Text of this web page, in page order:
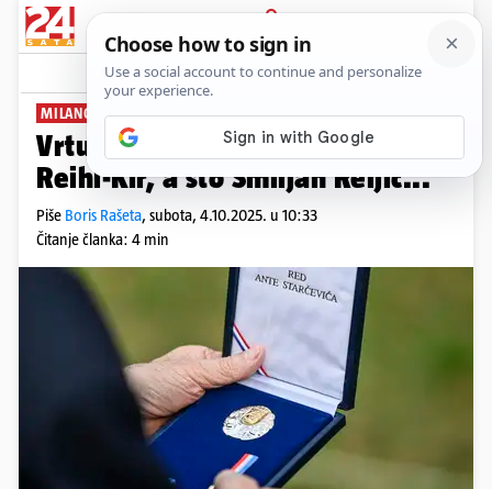
PRIJAVA
News Komentari
MILANOVIĆ IH ODLIKOVAO PLUS+
Vrtuljak ordena: Što je zaslužio
Reihl-Kir, a što Smiljan Reljić...
Piše Boris Rašeta, subota, 4.10.2025. u 10:33
Čitanje članka: 4 min